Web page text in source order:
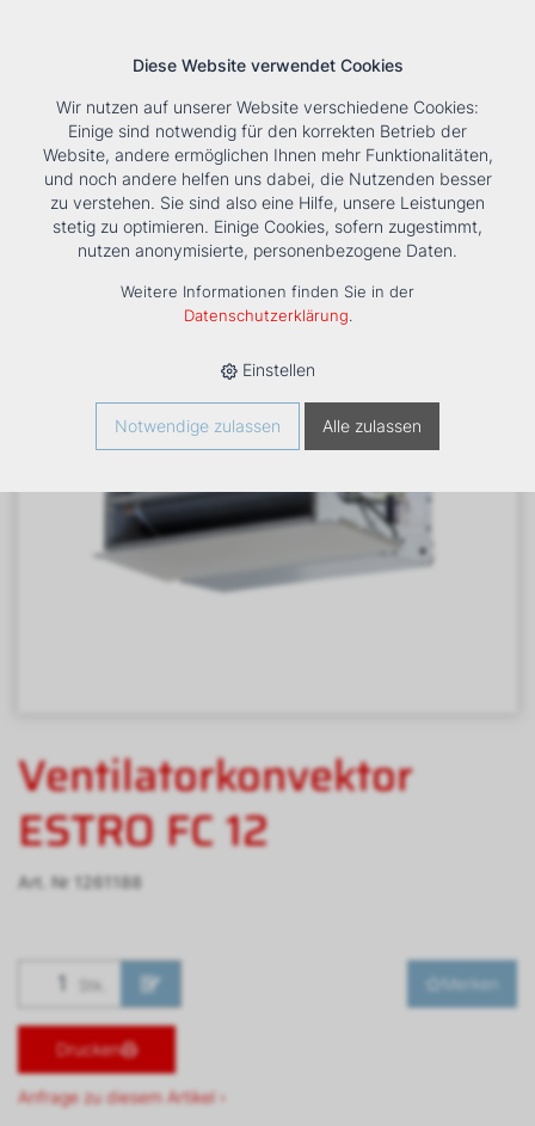
Tools Unternehmen Karriere KontaktSuche
HOME › PRODUKTE › KÄLTE/KLIMA › FANCOILS ›
VENTILATORKONVEKTOR ESTRO FC 12
Ventilatorkonvektor
ESTRO FC 12
Art. Nr 1261188
Stk. Merken
Drucken
Anfrage zu diesem Artikel ›
Diese Website verwendet Cookies
Wir nutzen auf unserer Website verschiedene Cookies:
Einige sind notwendig für den korrekten Betrieb der
Website, andere ermöglichen Ihnen mehr Funktionalitäten,
und noch andere helfen uns dabei, die Nutzenden besser
zu verstehen. Sie sind also eine Hilfe, unsere Leistungen
stetig zu optimieren. Einige Cookies, sofern zugestimmt,
nutzen anonymisierte, personenbezogene Daten.
Weitere Informationen finden Sie in der
Datenschutzerklärung.
Einstellen
Notwendige zulassen Alle zulassen